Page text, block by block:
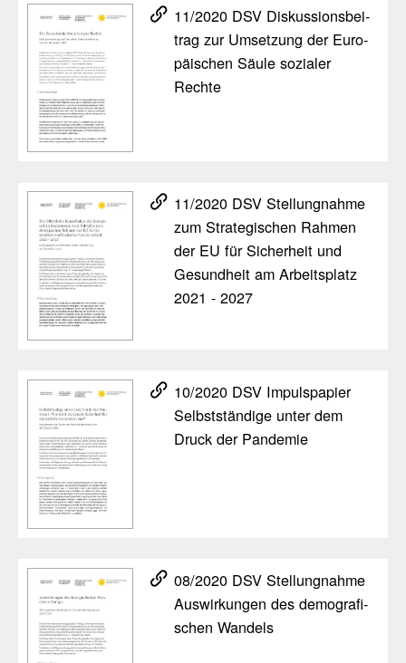
11/​2020 DSV Diskus­si­ons­bei­
trag zur Umset­zung der Euro­
päi­schen Säule sozialer
Rechte
11/​2020 DSV Stel­lung­nahme
zum Stra­te­gi­schen Rahmen
der EU für Sicher­heit und
Gesund­heit am Arbeits­platz
2021 - 2027
10/​2020 DSV Impuls­pa­pier
Selbst­stän­dige unter dem
Druck der Pandemie
08/​2020 DSV Stel­lung­nahme
Auswir­kungen des demo­gra­fi­
schen Wandels